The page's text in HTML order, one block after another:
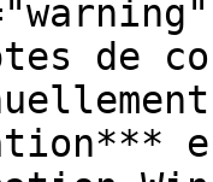
de